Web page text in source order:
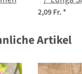
(Capsicum
2,09 Fr.*
Artikel